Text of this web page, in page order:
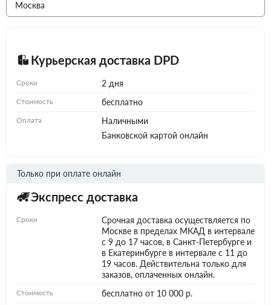
Курьерская доставка DPD
Сроки 2 дня
Стоимость бесплатно
Оплата
Наличными
Банковской картой онлайн
Экспресс доставка
Только при оплате онлайн
Сроки
Срочная доставка осуществляется по
Москве в пределах МКАД в интервале
с 9 до 17 часов, в Санкт-Петербурге и
в Екатеринбурге в интервале с 11 до
19 часов. Действительна только для
заказов, оплаченных онлайн.
Стоимость бесплатно от 10 000 р.